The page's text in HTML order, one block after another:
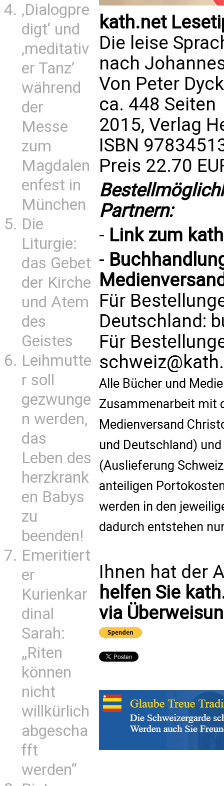
‚Dialogpre
digt‘ und
‚meditativ
er Tanz’
während
der
Messe
zum
Magdalen
enfest in
München
Die
Liturgie:
das Gebet
der Kirche
und Atem
des
Geistes
Leihmutte
r soll
gezwunge
n werden,
das
Leben des
herzkrank
en Babys
zu
beenden!
Emeritiert
er
Kurienkar
dinal
Sarah:
„Riten
können
nicht
willkürlich
abgescha
fft
werden“
kath.net
Die leise
nach
Von Peter
ca. 448 Seiten
2015, Verlag
ISBN
Preis 22.70
Partnern:
- Link zum
-
Für
Deutschland:
Für
Alle Bücher und
Zusammenarbeit mit
Medienversand
und Deutschland)
(Auslieferung
anteiligen
werden in den
dadurch entstehen
Ihnen hat der
helfen Sie
via